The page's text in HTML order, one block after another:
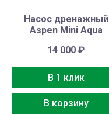
Насос дренажный
Aspen Mini Aqua
14 000₽
В 1 клик
В корзину